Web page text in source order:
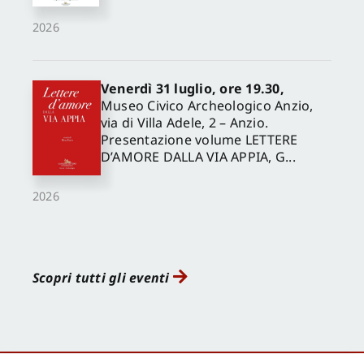
2026
2026
Venerdì 31 luglio, ore 19.30,
Museo Civico Archeologico Anzio,
via di Villa Adele, 2 – Anzio.
Presentazione volume LETTERE
D’AMORE DALLA VIA APPIA, G...
Scopri tutti gli eventi